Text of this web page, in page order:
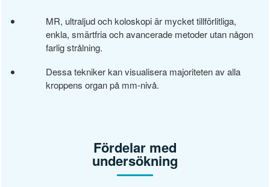
MR, ultraljud och koloskopi är mycket tillförlitliga,
enkla, smärtfria och avancerade metoder utan någon
farlig strålning.
Dessa tekniker kan visualisera majoriteten av alla
kroppens organ på mm-nivå.
Fördelar med
undersökning